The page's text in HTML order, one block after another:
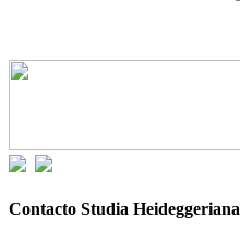
Contacto Studia Heideggeriana